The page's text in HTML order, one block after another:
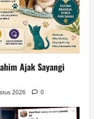
Ajak Sayangi
2026 0